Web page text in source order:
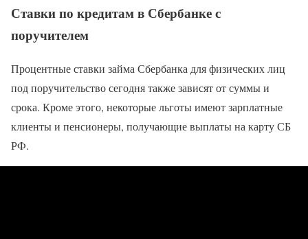
Ставки по кредитам в Сбербанке с
поручителем
Процентные ставки займа Сбербанка для физических лиц
под поручительство сегодня также зависят от суммы и
срока. Кроме этого, некоторые льготы имеют зарплатные
клиенты и пенсионеры, получающие выплаты на карту СБ
РФ.